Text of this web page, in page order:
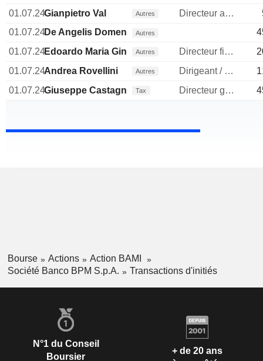
01.07.24Gianpietro Val Autres Directeur administratif
01.07.24De Angelis DomenicoAutres
01.07.24Edoardo Maria GinevraAutres Directeur financier
01.07.24Andrea Rovellini Autres Dirigeant / cadre principal
01.07.24Giuseppe Castagna Tax Directeur general
Bourse Actions
Action BAMI
Société Banco BPM S.p.A.
Transactions d'initiés
N°1 du Conseil
Boursier
+ de 20 ans